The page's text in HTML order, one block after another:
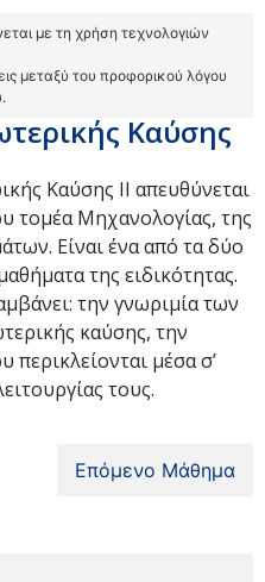
με τη χρήση τεχνολογιών
μεταξύ του προφορικού λόγου
Καύσης
Καύσης ΙΙ απευθύνεται
τομέα Μηχανολογίας, της
Είναι ένα από τα δύο
της ειδικότητας.
την γνωριμία των
καύσης, την
μέσα σ’
τους.
Επόμενο Μάθημα